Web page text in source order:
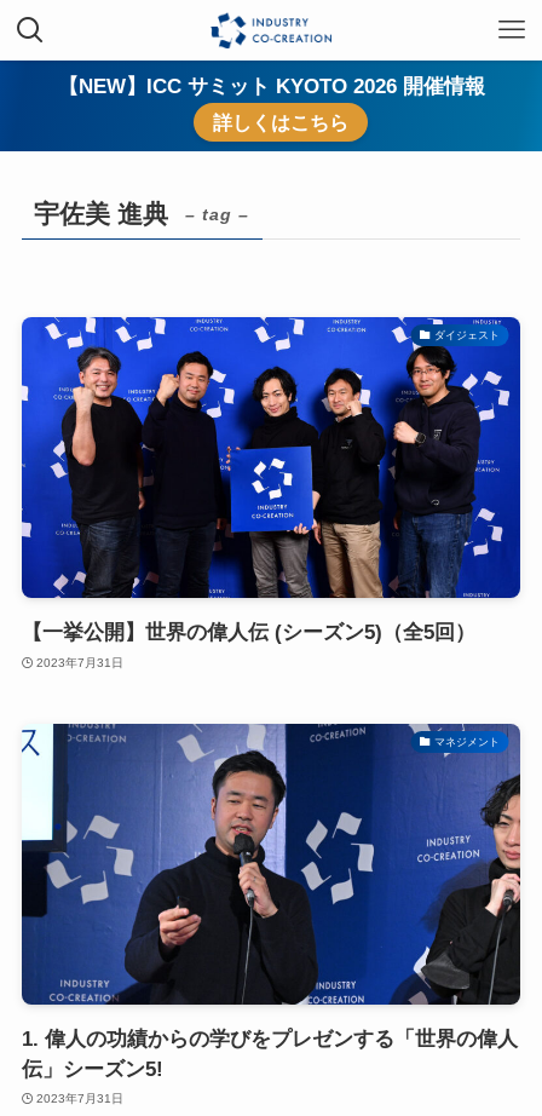
【NEW】ICC サミット KYOTO 2026 開催情報
詳しくはこちら
宇佐美 進典 – tag –
ダイジェスト
【一挙公開】世界の偉人伝 (シーズン5)（全5回）
2023年7月31日
マネジメント
1. 偉人の功績からの学びをプレゼンする「世界の偉人
伝」シーズン5!
2023年7月31日